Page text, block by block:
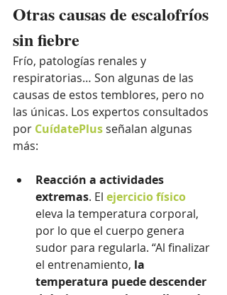
Otras causas de escalofríos
sin fiebre
Frío, patologías renales y
respiratorias… Son algunas de las
causas de estos temblores, pero no
las únicas. Los expertos consultados
por CuídatePlus señalan algunas
más:
Reacción a actividades
extremas. El ejercicio físico
eleva la temperatura corporal,
por lo que el cuerpo genera
sudor para regularla. “Al finalizar
el entrenamiento, la
temperatura puede descender